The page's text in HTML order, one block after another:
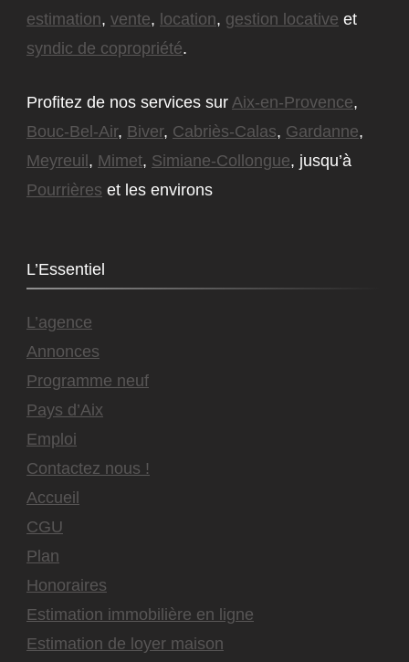
estimation, vente, location, gestion locative et
syndic de copropriété.
Profitez de nos services sur Aix-en-Provence,
Bouc-Bel-Air, Biver, Cabriès-Calas, Gardanne,
Meyreuil, Mimet, Simiane-Collongue, jusqu’à
Pourrières et les environs
L’Essentiel
L’agence
Annonces
Programme neuf
Pays d’Aix
Emploi
Contactez nous !
Accueil
CGU
Plan
Honoraires
Estimation immobilière en ligne
Estimation de loyer maison